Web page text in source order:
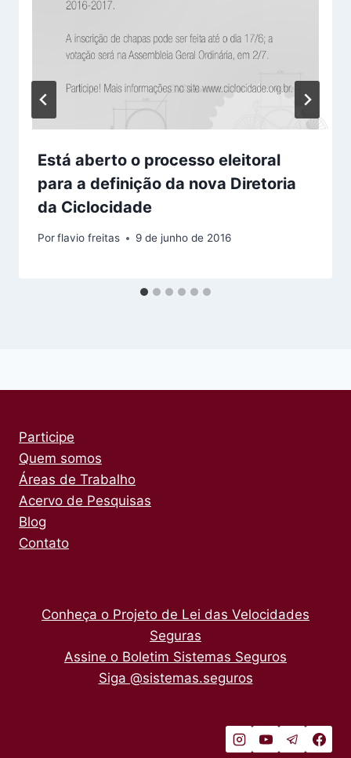
Está aberto o processo eleitoral
para a definição da nova Diretoria
da Ciclocidade
Porflavio freitas 9 de junho de 2016
Participe
Quem somos
Áreas de Trabalho
Acervo de Pesquisas
Blog
Contato
Conheça o Projeto de Lei das Velocidades
Seguras
Assine o Boletim Sistemas Seguros
Siga @sistemas.seguros